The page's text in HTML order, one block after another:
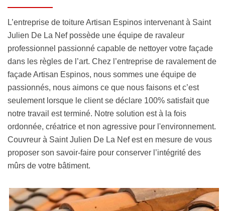
L’entreprise de toiture Artisan Espinos intervenant à Saint
Julien De La Nef possède une équipe de ravaleur
professionnel passionné capable de nettoyer votre façade
dans les règles de l’art. Chez l’entreprise de ravalement de
façade Artisan Espinos, nous sommes une équipe de
passionnés, nous aimons ce que nous faisons et c’est
seulement lorsque le client se déclare 100% satisfait que
notre travail est terminé. Notre solution est à la fois
ordonnée, créatrice et non agressive pour l'environnement.
Couvreur à Saint Julien De La Nef est en mesure de vous
proposer son savoir-faire pour conserver l’intégrité des
mûrs de votre bâtiment.